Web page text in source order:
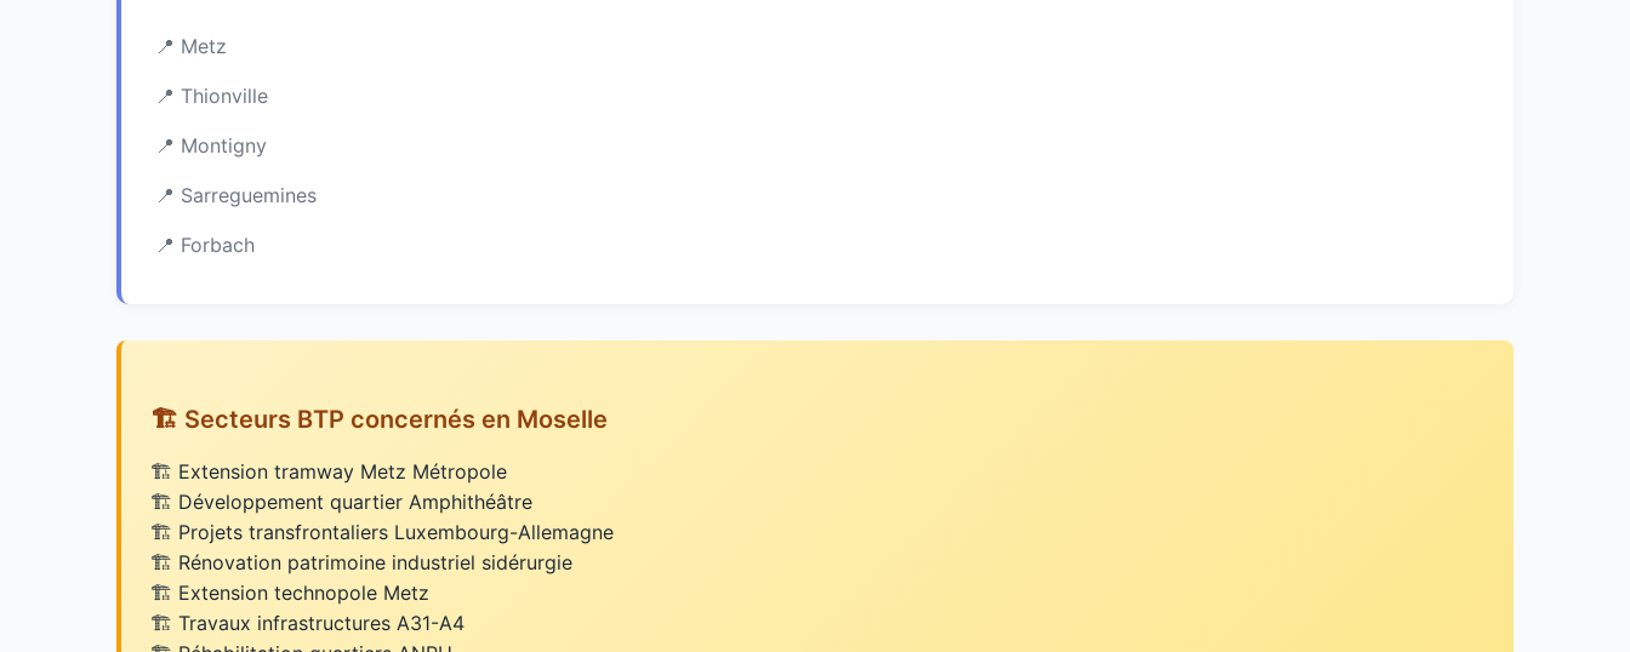
Metz
Thionville
Montigny
Sarreguemines
Forbach
🏗️ Secteurs BTP concernés en Moselle
Extension tramway Metz Métropole
Développement quartier Amphithéâtre
Projets transfrontaliers Luxembourg-Allemagne
Rénovation patrimoine industriel sidérurgie
Extension technopole Metz
Travaux infrastructures A31-A4